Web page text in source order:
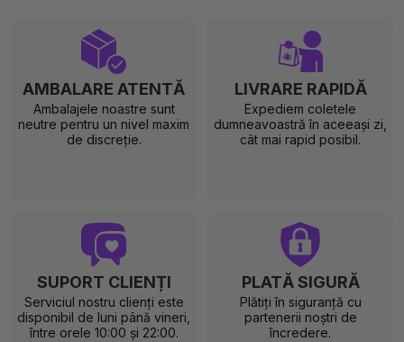
AMBALARE ATENTĂ
Ambalajele noastre sunt
neutre pentru un nivel maxim
de discreție.
LIVRARE RAPIDĂ
Expediem coletele
dumneavoastră în aceeași zi,
cât mai rapid posibil.
SUPORT CLIENȚI
Serviciul nostru clienți este
disponibil de luni până vineri,
între orele 10:00 și 22:00.
PLATĂ SIGURĂ
Plătiți în siguranță cu
partenerii noștri de
încredere.